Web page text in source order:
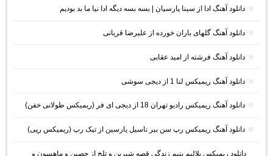
دانلود آهنگ ادا از سینا پارسیان | بسه بسه دیگه ادا نیا ما بد بودیم
دانلود آهنگ گلهای باران خورده از علیرضا قربانی
دانلود آهنگ فرشته از امید عقابی
دانلود آهنگ ریمیکس لنا 1 از دیجی سوشی
دانلود آهنگ ریمیکس رادیو تهران 18 از دیجی ای فر (ریمیکس طولانی خفن)
دانلود آهنگ ریمیکس رپ سن بیر ناسیل یارسین از تیک رپ (ریمیکس رپی)
دانلود ریمیکس بلالیم بنیم زندگی قصه شیرین و تلخ از حصین و ماهسون و